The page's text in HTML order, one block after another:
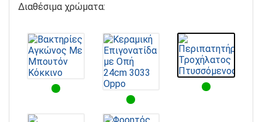
Διαθέσιμα χρώματα: